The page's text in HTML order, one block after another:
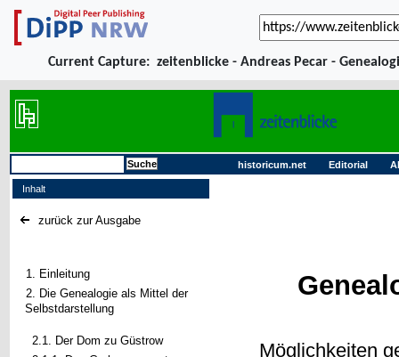
Current Capture: zeitenblicke - Andreas Pecar -